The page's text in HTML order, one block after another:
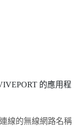
的應用程
線的無線網路名稱